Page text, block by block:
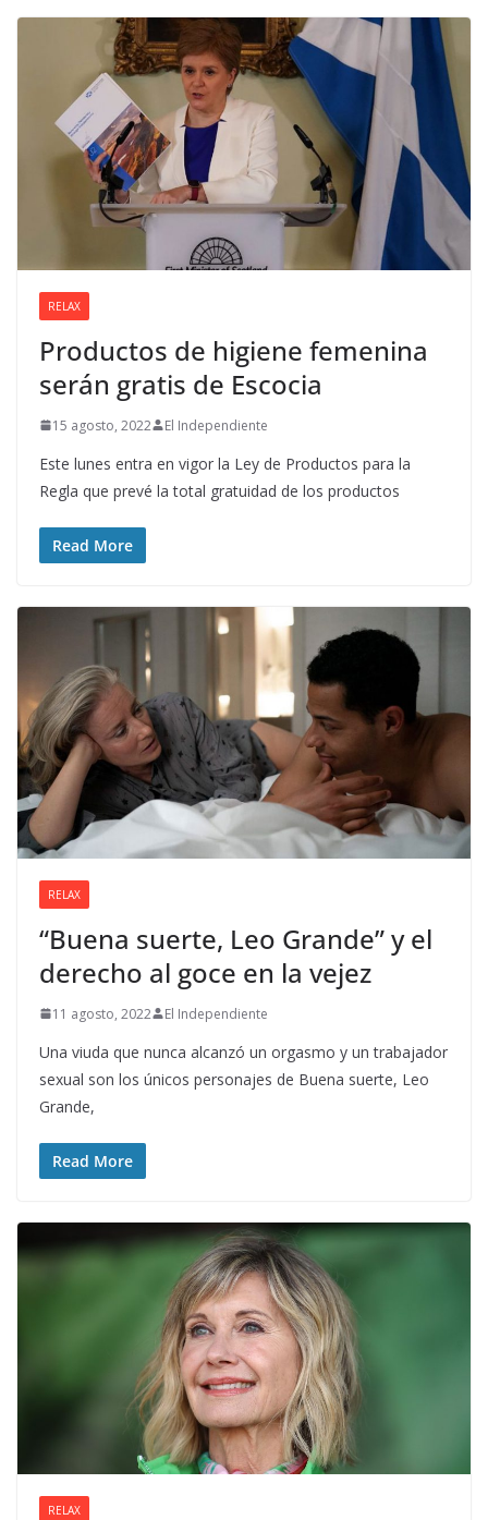
RELAX
Productos de higiene femenina
serán gratis de Escocia
15 agosto, 2022 El Independiente
Este lunes entra en vigor la Ley de Productos para la
Regla que prevé la total gratuidad de los productos
Read More
RELAX
“Buena suerte, Leo Grande” y el
derecho al goce en la vejez
11 agosto, 2022 El Independiente
Una viuda que nunca alcanzó un orgasmo y un trabajador
sexual son los únicos personajes de Buena suerte, Leo
Grande,
Read More
RELAX